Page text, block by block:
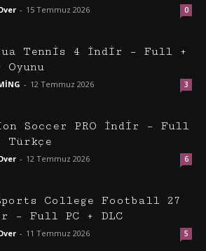
- 15 Temmuz 2026 0
Tennis 4 İndir – Full +
Oyunu
- 12 Temmuz 2026 3
Soccer PRO İndir – Full
Türkçe
- 12 Temmuz 2026 6
College Football 27
– Full PC + DLC
- 11 Temmuz 2026 5